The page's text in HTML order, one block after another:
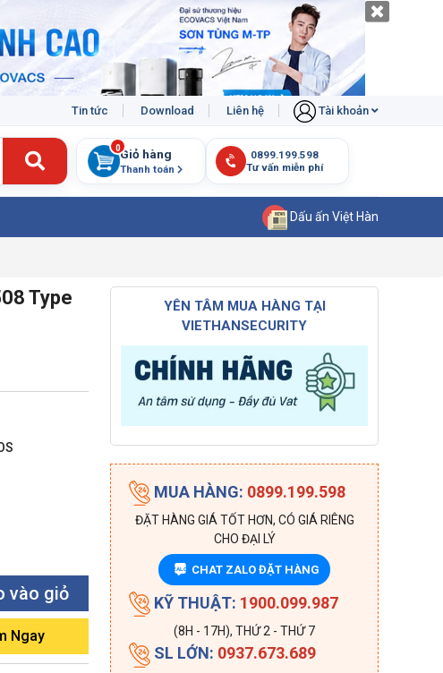
Tin tức Download Liên hệ Tài khoản
Giỏ hàng
Thanh toán
0
Dấu ấn Việt Hàn
Type
vào giỏ
Ngay
YÊN TÂM MUA HÀNG TẠI
VIETHANSECURITY
MUA HÀNG: 0899.199.598
ĐẶT HÀNG GIÁ TỐT HƠN, CÓ GIÁ RIÊNG
CHO ĐẠI LÝ
ZALO CHAT ZALO ĐẶT HÀNG
KỸ THUẬT: 1900.099.987
(8H - 17H), THỨ 2 - THỨ 7
SL LỚN: 0937.673.689